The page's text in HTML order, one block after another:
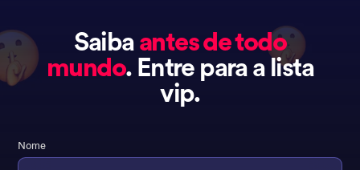
Saiba antes de todo
mundo. Entre para a lista
vip.
Nome